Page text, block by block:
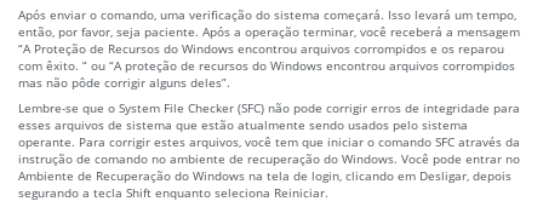
Após enviar o comando, uma verificação do sistema começará. Isso levará um tempo,
então, por favor, seja paciente. Após a operação terminar, você receberá a mensagem
“A Proteção de Recursos do Windows encontrou arquivos corrompidos e os reparou
com êxito. “ ou “A proteção de recursos do Windows encontrou arquivos corrompidos
mas não pôde corrigir alguns deles”.
Lembre-se que o System File Checker (SFC) não pode corrigir erros de integridade para
esses arquivos de sistema que estão atualmente sendo usados pelo sistema
operante. Para corrigir estes arquivos, você tem que iniciar o comando SFC através da
instrução de comando no ambiente de recuperação do Windows. Você pode entrar no
Ambiente de Recuperação do Windows na tela de login, clicando em Desligar, depois
segurando a tecla Shift enquanto seleciona Reiniciar.